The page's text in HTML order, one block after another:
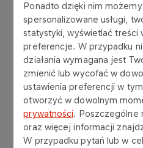
Ponadto dzięki nim
spersonalizowane usługi,
statystyki, wyświetlać treści
preferencje. W przypadku
działania wymagana jest
zmienić lub wycofać w
ustawienia preferencji w
otworzyć w dowolnym
prywatności. Poszczególne
oraz więcej informacji
W przypadku pytań lub w